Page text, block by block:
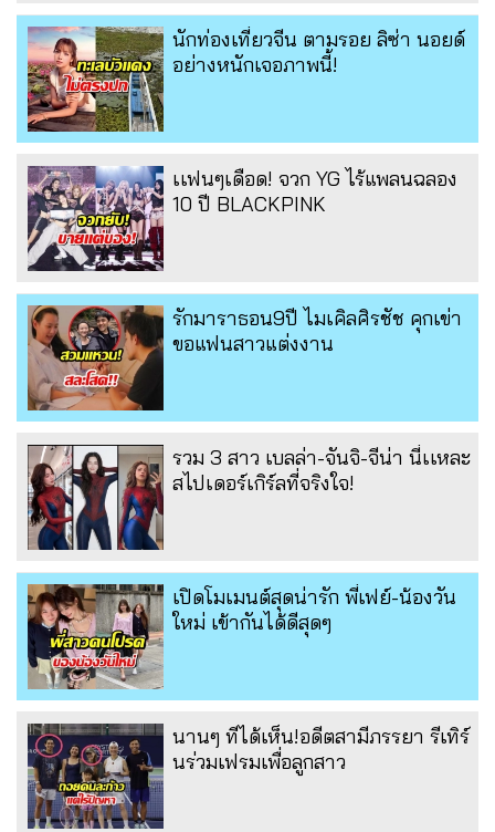
นักท่องเที่ยวจีน ตามรอย ลิซ่า นอยด์
อย่างหนักเจอภาพนี้!
เเฟนๆเดือด! จวก YG ไร้แพลนฉลอง
10 ปี BLACKPINK
รักมาราธอน9ปี ไมเคิลศิรชัช คุกเข่า
ขอแฟนสาวแต่งงาน
รวม 3 สาว เบลล่า-จันจิ-จีน่า นี่เเหละ
สไปเดอร์เกิร์ลที่จริงใจ!
เปิดโมเมนต์สุดน่ารัก พี่เฟย์-น้องวัน
ใหม่ เข้ากันได้ดีสุดๆ
นานๆ ทีได้เห็น!อดีตสามีภรรยา รีเทิร์
นร่วมเฟรมเพื่อลูกสาว